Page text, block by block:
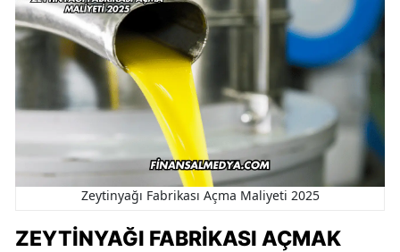
Zeytinyağı Fabrikası Açma Maliyeti 2025
ZEYTINYAĞI FABRIKASI AÇMAK